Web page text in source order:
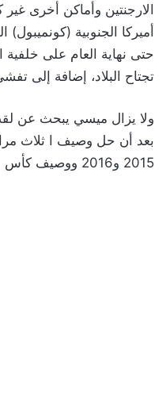
الارجنتين وأماكن أخرى
أميركا الجنوبية (كونميبول)
حتى نهاية العام على
تجتاح البلاد، إضافة إلى
ولا يزال ميسي يبحث عن
2015 و2016 ووصيف كأس العام 2014.